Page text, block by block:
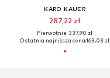
KARO KAUER
287,22 zł
Pierwotnie: 337,90 zł
Ostatnia najniższa cena:163,03 zł